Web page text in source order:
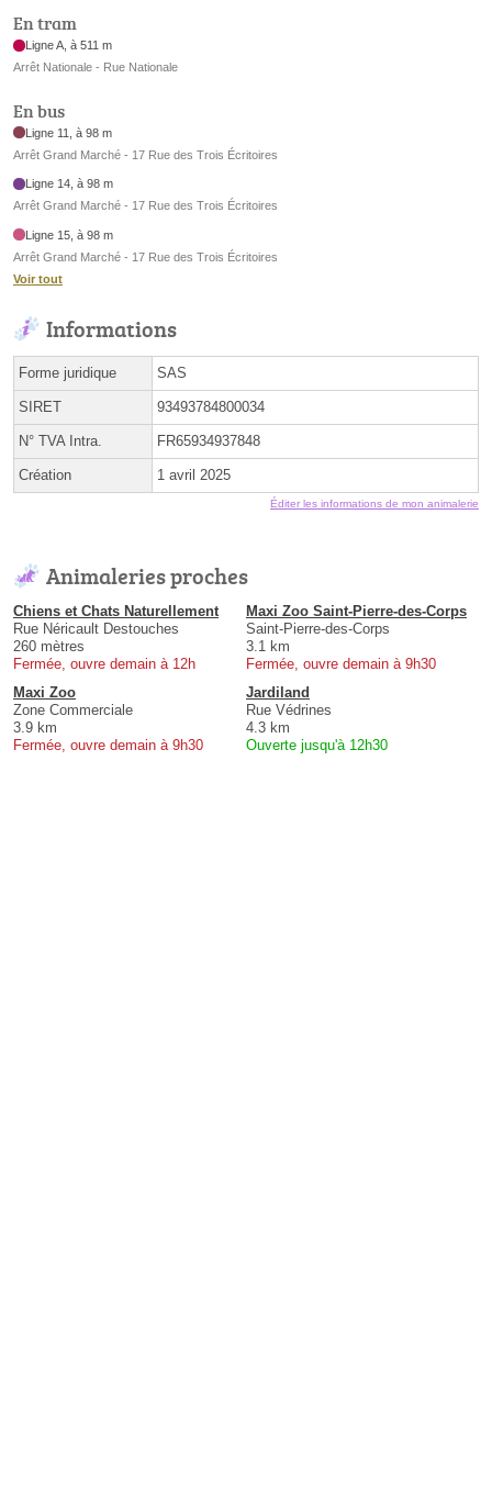
En tram
Ligne A, à 511 m
Arrêt Nationale - Rue Nationale
En bus
Ligne 11, à 98 m
Arrêt Grand Marché - 17 Rue des Trois Écritoires
Ligne 14, à 98 m
Arrêt Grand Marché - 17 Rue des Trois Écritoires
Ligne 15, à 98 m
Arrêt Grand Marché - 17 Rue des Trois Écritoires
Voir tout
Informations
Forme juridique SAS
SIRET 93493784800034
N° TVA Intra. FR65934937848
Création 1 avril 2025
Éditer les informations de mon animalerie
Animaleries proches
Chiens et Chats Naturellement
Rue Néricault Destouches
260 mètres
Fermée, ouvre demain à 12h
Maxi Zoo Saint-Pierre-des-Corps
Saint-Pierre-des-Corps
3.1 km
Fermée, ouvre demain à 9h30
Maxi Zoo
Zone Commerciale
3.9 km
Fermée, ouvre demain à 9h30
Jardiland
Rue Védrines
4.3 km
Ouverte jusqu'à 12h30